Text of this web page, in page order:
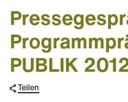
PUBLIK
Teilen